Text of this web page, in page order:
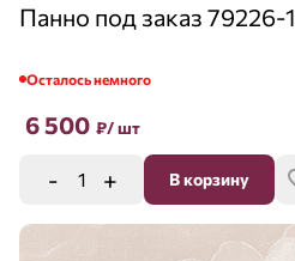
Панно под заказ 79226-1
Осталось немного
6 500 ₽/ шт
- + В корзину